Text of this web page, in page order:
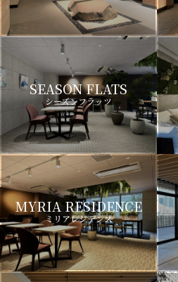
SEASON FLATS
シーズンフラッツ
MYRIA RESIDENCE
ミリアレジデンス